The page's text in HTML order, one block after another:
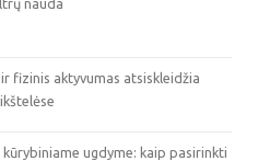
nauda
fizinis aktyvumas atsiskleidžia
ugdyme: kaip pasirinkti